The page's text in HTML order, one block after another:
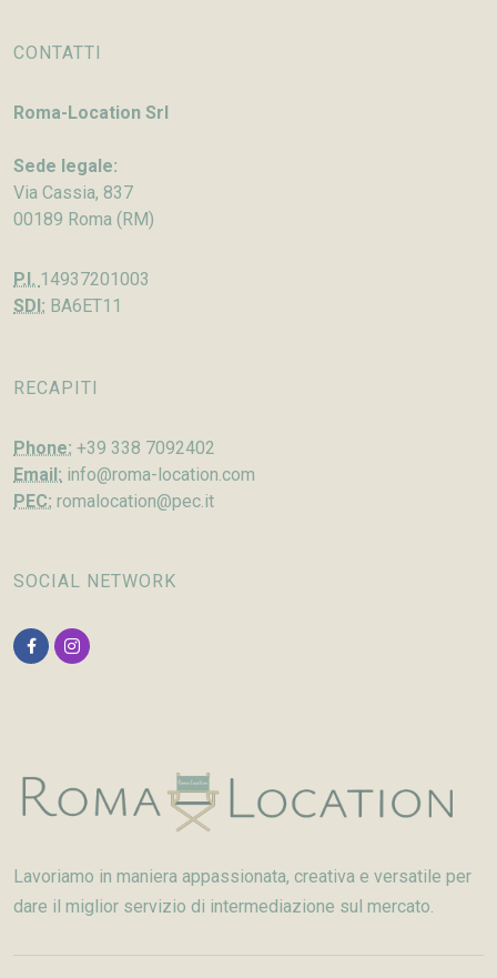
Lavoriamo in maniera appassionata, creativa e versatile per
dare il miglior servizio di intermediazione sul mercato.
CONTATTI
Roma-Location Srl
Sede legale:
Via Cassia, 837
00189 Roma (RM)
P.I. 14937201003
SDI: BA6ET11
RECAPITI
Phone: +39 338 7092402
Email: info@roma-location.com
PEC: romalocation@pec.it
SOCIAL NETWORK